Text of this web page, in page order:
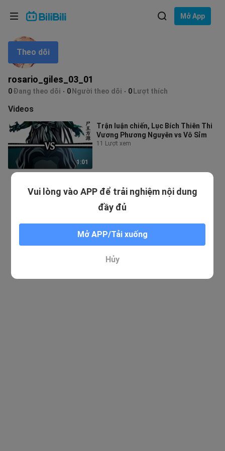
Mở App
rosario_giles_03_01
0Đang theo dõi 0 Người theo dõi 0 Lượt thích
Theo dõi
Videos
1:01
Trận luận chiến, Lục Bích Thiên Thi
Vương Phương Nguyên vs Vô Sỉm
11 Lượt xem
Ngôn ngữ: Tiếng Việt
Lựa chọn ngôn ngữ
English
ภาษาไทย
Tiếng Việt
Bahasa Melayu
Vui lòng vào APP để trải nghiệm nội dung
đầy đủ
Mở APP/Tải xuống
Hủy